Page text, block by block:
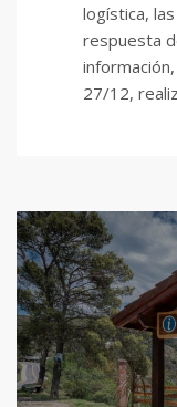
logística,
respuesta
27/12,